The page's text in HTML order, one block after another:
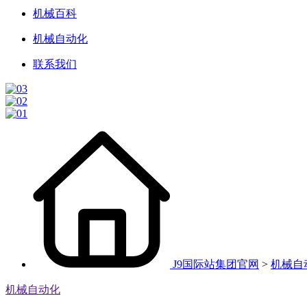
机械百科
机械自动化
联系我们
J9国际站集团官网 > 机械自
机械自动化